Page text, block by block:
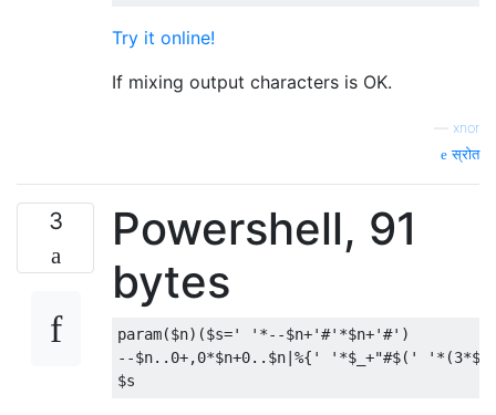
Try it online!
If mixing output characters is OK.
xnor
स्रोत
3
Powershell, 91
bytes
param($n)($s=' ' *--$n+'#' *$n+'#' )
--$n. .0+,0*$n+0. . $n |%{ ' ' *$_ +"#$(' '*(3*$n-
$s